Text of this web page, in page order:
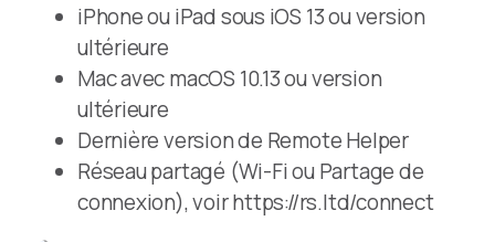
iPhone ou iPad sous iOS 13 ou version
ultérieure
Mac avec macOS 10.13 ou version
ultérieure
Dernière version de Remote Helper
Réseau partagé (Wi-Fi ou Partage de
connexion), voir https://rs.ltd/connect